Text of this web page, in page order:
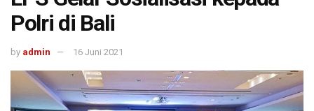
Polri di Bali
by admin 16 Juni 2021